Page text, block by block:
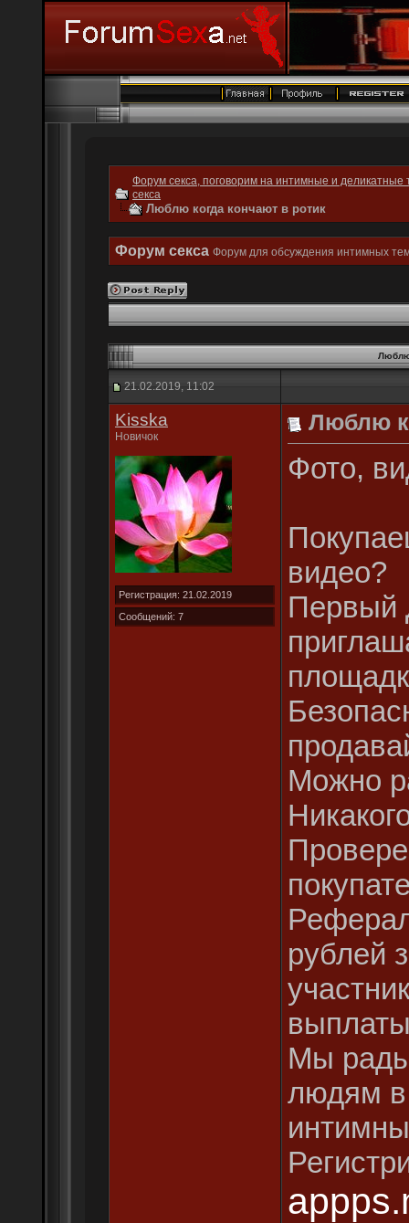
Форум секса, поговорим на интимные и деликатные
секса
Люблю когда кончают в ротик
Форум секса Форум для обсуждения интимных
Люблю
21.02.2019, 11:02
Kisska
Новичок
Регистрация: 21.02.2019
Сообщений: 7
Люблю
Фото,
видео?
Первый
Можно
рублей
Мы
людям в